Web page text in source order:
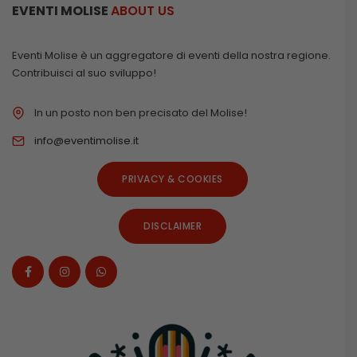
EVENTI MOLISEABOUT US
Eventi Molise è un aggregatore di eventi della nostra regione.
Contribuisci al suo sviluppo!
In un posto non ben precisato del Molise!
info@eventimolise.it
PRIVACY & COOKIES
DISCLAIMER